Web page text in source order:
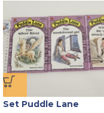
Set Puddle Lane